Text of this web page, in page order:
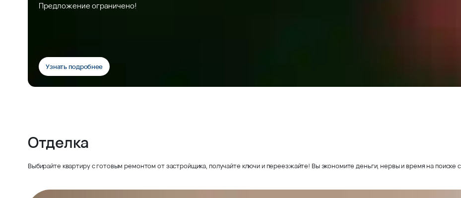
Предложение ограничено!
Узнать подробнее
Отделка
Выбирайте квартиру с готовым ремонтом от застройщика, получайте ключи и переезжайте! Вы экономите деньги, нервы и время на поиске